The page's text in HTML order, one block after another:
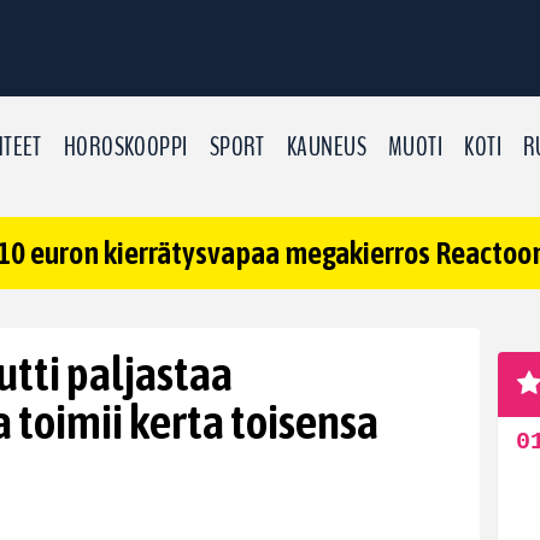
HOROSKOOPPI SPORT KAUNEUS MUOTI KOTI
euron kierrätysvapaa megakierros
paljastaa
toimii kerta toisensa